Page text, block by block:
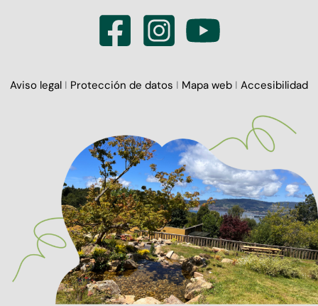
Aviso legal I Protección de datos I Mapa web I Accesibilidad